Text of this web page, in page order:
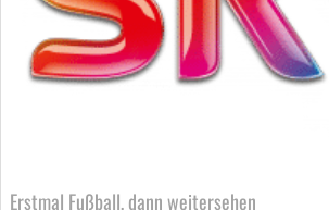
Erstmal Fußball, dann weitersehen